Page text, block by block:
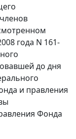
года N 161-
до дня
и правления
Фонда